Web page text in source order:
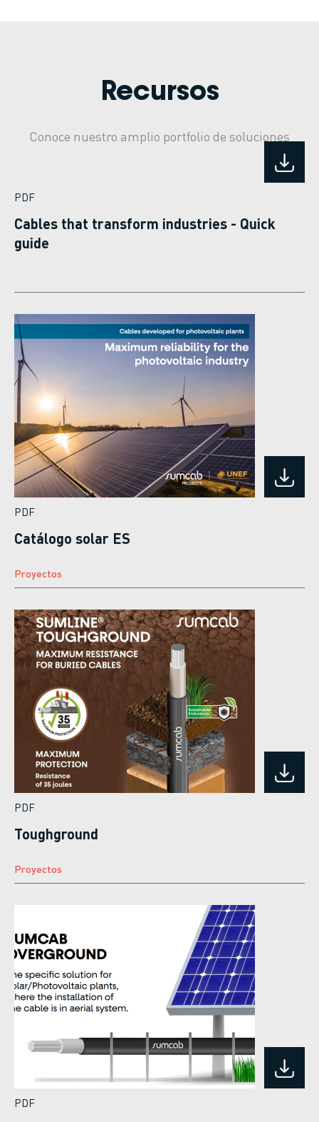
Recursos
Conoce nuestro amplio portfolio de soluciones
PDF
Cables that transform industries - Quick
guide
PDF
Catálogo solar ES
Proyectos
PDF
Toughground
Proyectos
PDF